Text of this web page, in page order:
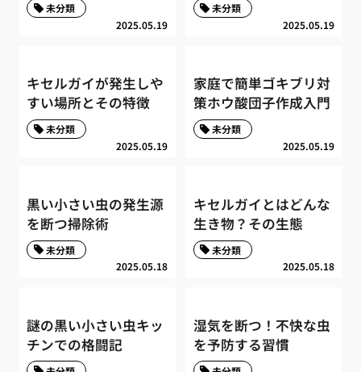
2025.05.19
未分類
2025.05.19
未分類
キセルガイが発生しや
すい場所とその特徴
2025.05.19
未分類
家庭で簡単ゴキブリ対
策ホウ酸団子作成入門
2025.05.19
未分類
黒い小さい虫の発生源
を断つ掃除術
2025.05.18
未分類
キセルガイとはどんな
生き物？その生態
2025.05.18
未分類
謎の黒い小さい虫キッ
チンでの格闘記
湿気を断つ！不快な虫
を予防する習慣